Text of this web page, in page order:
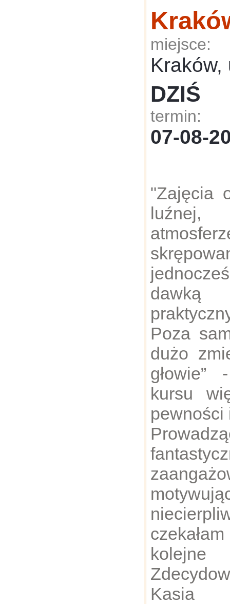
miejsce:
Kraków,
DZIŚ
termin:
07-08-
"Zajęcia
luźnej,
Poza
dużo
głowie”
kursu
pewności
Kasia